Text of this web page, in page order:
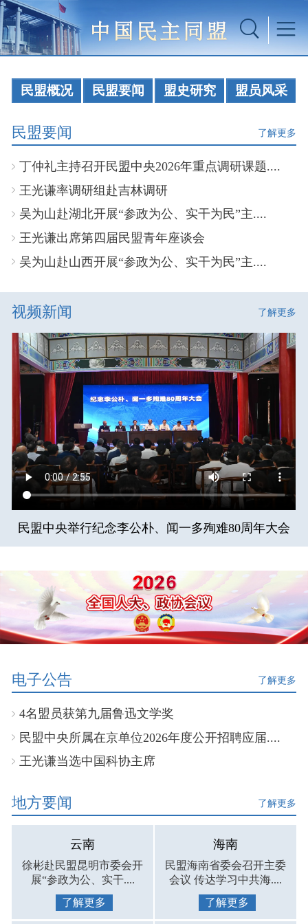
民盟概况 民盟要闻 盟史研究 盟员风采
民盟要闻 了解更多
丁仲礼主持召开民盟中央2026年重点调研课题....
王光谦率调研组赴吉林调研
吴为山赴湖北开展“参政为公、实干为民”主....
王光谦出席第四届民盟青年座谈会
吴为山赴山西开展“参政为公、实干为民”主....
视频新闻 了解更多
民盟中央举行纪念李公朴、闻一多殉难80周年大会
电子公告 了解更多
4名盟员获第九届鲁迅文学奖
民盟中央所属在京单位2026年度公开招聘应届....
王光谦当选中国科协主席
地方要闻 了解更多
云南
徐彬赴民盟昆明市委会开
展“参政为公、实干....
了解更多
海南
民盟海南省委会召开主委
会议 传达学习中共海....
了解更多